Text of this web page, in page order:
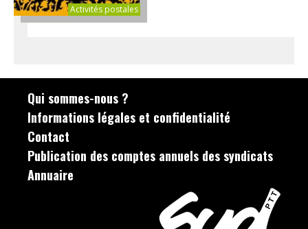
Activités postales
Qui sommes-nous ?
Informations légales et confidentialité
Contact
Publication des comptes annuels des syndicats
Annuaire